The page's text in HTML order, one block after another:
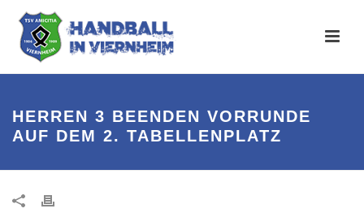
HERREN 3 BEENDEN VORRUNDE
AUF DEM 2. TABELLENPLATZ